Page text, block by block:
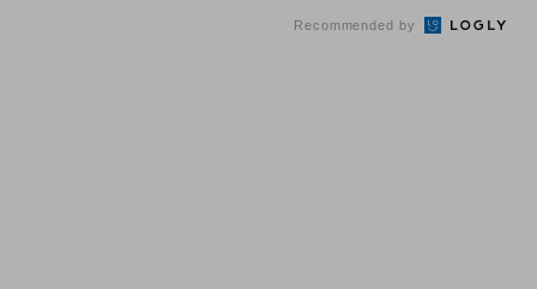
Recommended by